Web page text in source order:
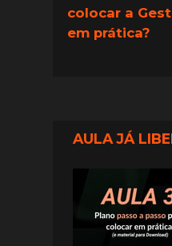
AULA JÁ
colocar a
em prática?